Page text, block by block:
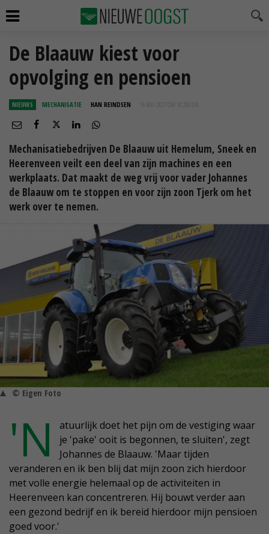
De Blaauw kiest voor
opvolging en pensioen
NIEUWS MECHANISATIE HAN REINDSEN 16 MEI 2017 OM 10:28
Mechanisatiebedrijven De Blaauw uit Hemelum, Sneek en
Heerenveen veilt een deel van zijn machines en een
werkplaats. Dat maakt de weg vrij voor vader Johannes
de Blaauw om te stoppen en voor zijn zoon Tjerk om het
werk over te nemen.
© Eigen Foto
'N
atuurlijk doet het pijn om de vestiging waar
je 'pake' ooit is begonnen, te sluiten', zegt
Johannes de Blaauw. 'Maar tijden
veranderen en ik ben blij dat mijn zoon zich hierdoor
met volle energie helemaal op de activiteiten in
Heerenveen kan concentreren. Hij bouwt verder aan
een gezond bedrijf en ik bereid hierdoor mijn pensioen
goed voor.'